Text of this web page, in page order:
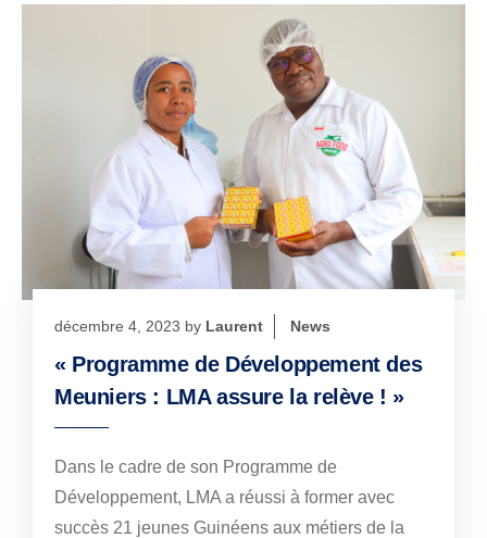
décembre 4, 2023 by Laurent News
« Programme de Développement des
Meuniers : LMA assure la relève ! »
Dans le cadre de son Programme de
Développement, LMA a réussi à former avec
succès 21 jeunes Guinéens aux métiers de la